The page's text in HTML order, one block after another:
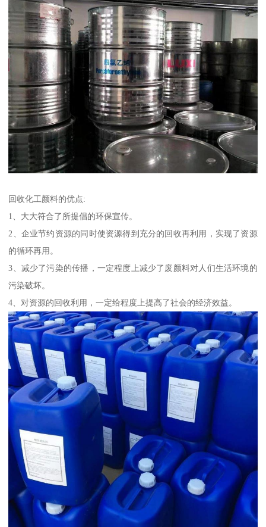
回收化工颜料的优点:
1、大大符合了所提倡的环保宣传。
2、企业节约资源的同时使资源得到充分的回收再利用，实现了资源
的循环再用。
3、减少了污染的传播，一定程度上减少了废颜料对人们生活环境的
污染破坏。
4、对资源的回收利用，一定给程度上提高了社会的经济效益。